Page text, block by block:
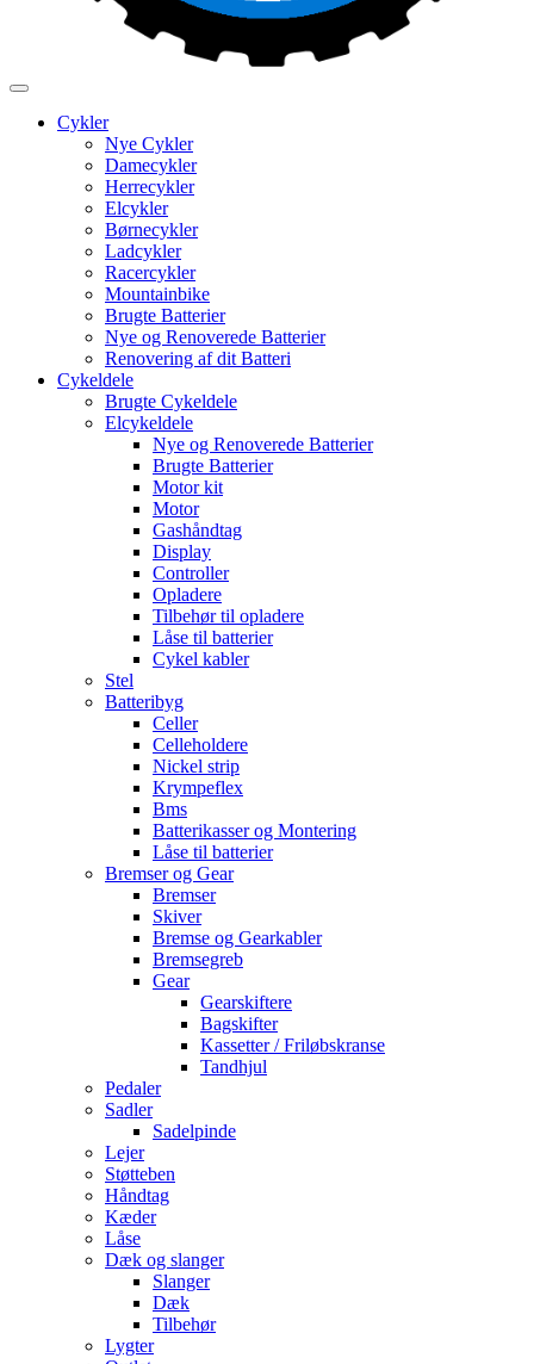
Cykler
Nye Cykler
Damecykler
Herrecykler
Elcykler
Børnecykler
Ladcykler
Racercykler
Mountainbike
Brugte Batterier
Nye og Renoverede Batterier
Renovering af dit Batteri
Cykeldele
Brugte Cykeldele
Elcykeldele
Nye og Renoverede Batterier
Brugte Batterier
Motor kit
Motor
Gashåndtag
Display
Controller
Opladere
Tilbehør til opladere
Låse til batterier
Cykel kabler
Stel
Batteribyg
Celler
Celleholdere
Nickel strip
Krympeflex
Bms
Batterikasser og Montering
Låse til batterier
Bremser og Gear
Bremser
Skiver
Bremse og Gearkabler
Bremsegreb
Gear
Gearskiftere
Bagskifter
Kassetter / Friløbskranse
Tandhjul
Pedaler
Sadler
Sadelpinde
Lejer
Støtteben
Håndtag
Kæder
Låse
Dæk og slanger
Slanger
Dæk
Tilbehør
Lygter